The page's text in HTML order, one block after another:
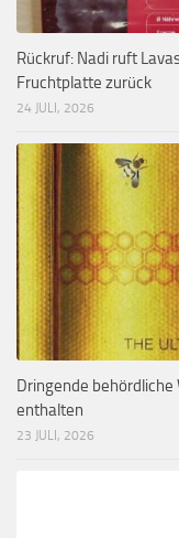
Rückruf: Nadi ruft
Fruchtplatte zurück
24 JULI, 2026
Dringende
enthalten
23 JULI, 2026